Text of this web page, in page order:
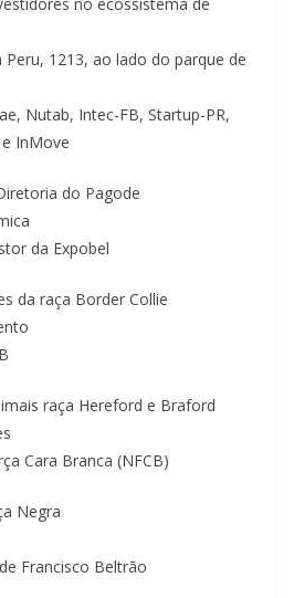
Peru, 1213, ao lado do parque de
Nutab, Intec-FB, Startup-PR,
InMove
do Pagode
da Expobel
da raça Border Collie
raça Hereford e Braford
Cara Branca (NFCB)
Negra
Francisco Beltrão